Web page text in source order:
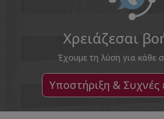
Χρειάζεσαι
Έχουμε τη λύση για κάθε
Υποστήριξη & Συχνές